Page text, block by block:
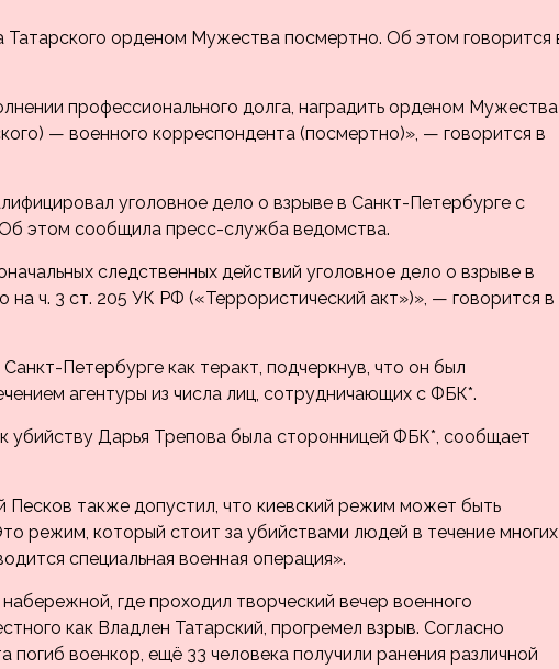
Татарского орденом Мужества посмертно. Об этом говорится
профессионального долга, наградить орденом Мужества
— военного корреспондента (посмертно)», — говорится в
уголовное дело о взрыве в Санкт-Петербурге с
этом сообщила пресс-служба ведомства.
следственных действий уголовное дело о взрыве в
ч. 3 ст. 205 УК РФ («Террористический акт»)», — говорится в
Петербурге как теракт, подчеркнув, что он был
агентуры из числа лиц, сотрудничающих с ФБК*.
убийству Дарья Трепова была сторонницей ФБК*, сообщает
Песков также допустил, что киевский режим может быть
режим, который стоит за убийствами людей в течение многих
специальная военная операция».
где проходил творческий вечер военного
как Владлен Татарский, прогремел взрыв. Согласно
военкор, ещё 33 человека получили ранения различной